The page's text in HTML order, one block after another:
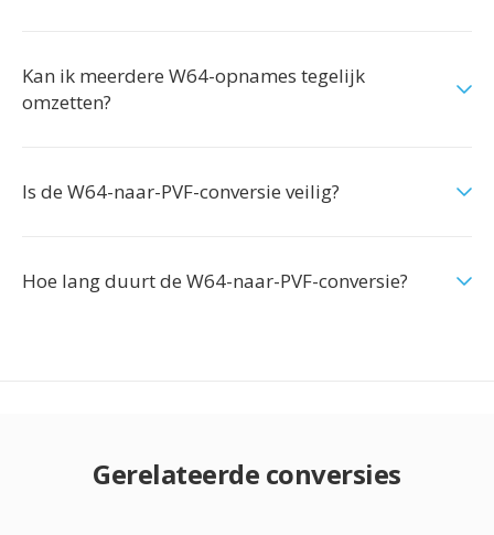
Kan ik meerdere W64-opnames tegelijk
omzetten?
Is de W64-naar-PVF-conversie veilig?
Hoe lang duurt de W64-naar-PVF-conversie?
Gerelateerde conversies